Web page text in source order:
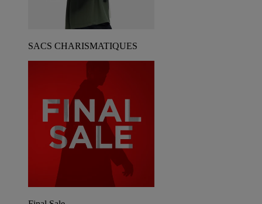
SACS CHARISMATIQUES